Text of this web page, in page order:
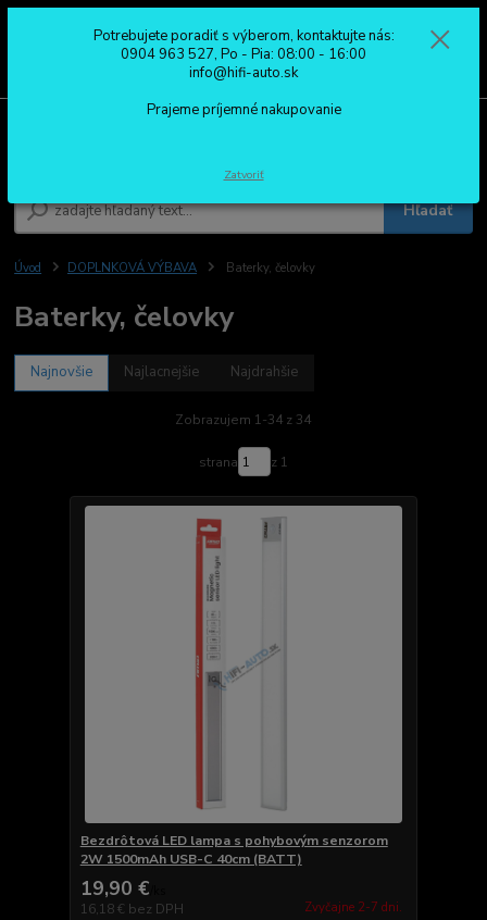
Hľadať
0904 963 527
Po - Pia: 08:00 - 16:00
Úvod DOPLNKOVÁ VÝBAVA Baterky, čelovky
Baterky, čelovky
Najnovšie Najlacnejšie Najdrahšie
Zobrazujem 1-34 z 34
strana z 1
Bezdrôtová LED lampa s pohybovým senzorom
2W 1500mAh USB-C 40cm (BATT)
19,90 €
16,18 € bez DPH Zvyčajne 2-7 dni.
Potrebujete poradiť s výberom, kontaktujte nás:
0904 963 527, Po - Pia: 08:00 - 16:00
info@hifi-auto.sk
Prajeme príjemné nakupovanie
Zatvoriť